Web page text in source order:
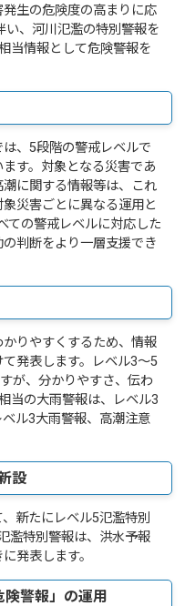
生の危険度の高まりに応
い、河川氾濫の特別警報を
当情報として危険警報を
、5段階の警戒レベルで
す。対象となる災害であ
に関する情報等は、これ
災害ごとに異なる運用と
ての警戒レベルに対応した
判断をより一層支援でき
りやすくするため、情報
発表します。レベル3～5
が、分かりやすさ、伝わ
当の大雨警報は、レベル3
ル3大雨警報、高潮注意
設
新たにレベル5氾濫特別
濫特別警報は、洪水予報
発表します。
険警報」の運用